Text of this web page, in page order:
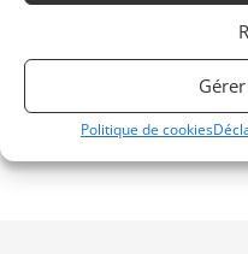
Politique de cookies